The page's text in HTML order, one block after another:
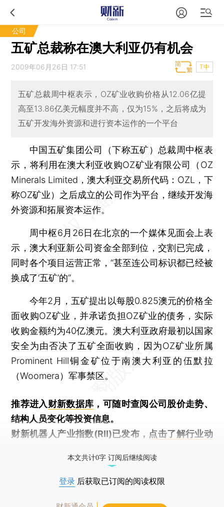
公司
五矿总裁称在澳大利亚仍有机会
2009年06月26日 17:51 T中
五矿总裁周中枢表示，OZ矿业收购价格从12.06亿提
高至13.86亿美元幅度并不高，仅为15%，之后将成为
五矿开发海外资源和进行资本运作的一个平台
中国五矿集团公司（下称五矿）总裁周中枢表
示，将利用在澳大利亚收购OZ矿业有限公司（OZ
Minerals Limited，澳大利亚交易所代码：OZL，下
称OZ矿业）之后成立的公司作为平台，继续开发海
外资源和拓展资本运作。
周中枢6月26日在北京的一个媒体见面会上表
示，澳大利亚新公司资金全部到位，交割已完成，
同时各个项目运营正常，“甚至连公司标识都已经被
换成了‘五矿’的”。
今年2月，五矿提出以每股0.825澳元的价格全
面收购OZ矿业，并承诺负担OZ矿业的债务，实际
收购金额约为40亿澳元。澳大利亚政府最初以国家
安全为由否决了五矿全面收购，因为OZ矿业所属
Prominent Hill铜金矿位于南澳大利亚的伍默拉
（Woomera）军事禁区。
推荐进入财新数据库 ，可随时查阅公司股价走势、
结构人员变化等投资信息。
财新机器人产业指数(RII)已发布， 点击了解行业动
本文共计0字 订阅后继续阅读
登录 后获取已订阅的阅读权限